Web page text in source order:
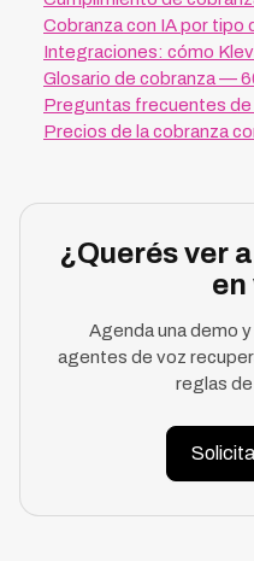
Cobranza con IA por tipo
Integraciones: cómo
Glosario de cobranza —
Preguntas frecuentes
Precios de la cobranza
¿Querés ver
en
Agenda una demo
agentes de voz
reglas de